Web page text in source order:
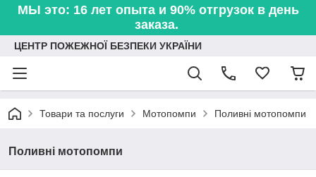
МЫ это: 16 лет опыта и 90% отгрузок в день
заказа.
ЦЕНТР ПОЖЕЖНОЇ БЕЗПЕКИ УКРАЇНИ
Товари та послуги Мотопомпи Поливні мотопомпи
Поливні мотопомпи